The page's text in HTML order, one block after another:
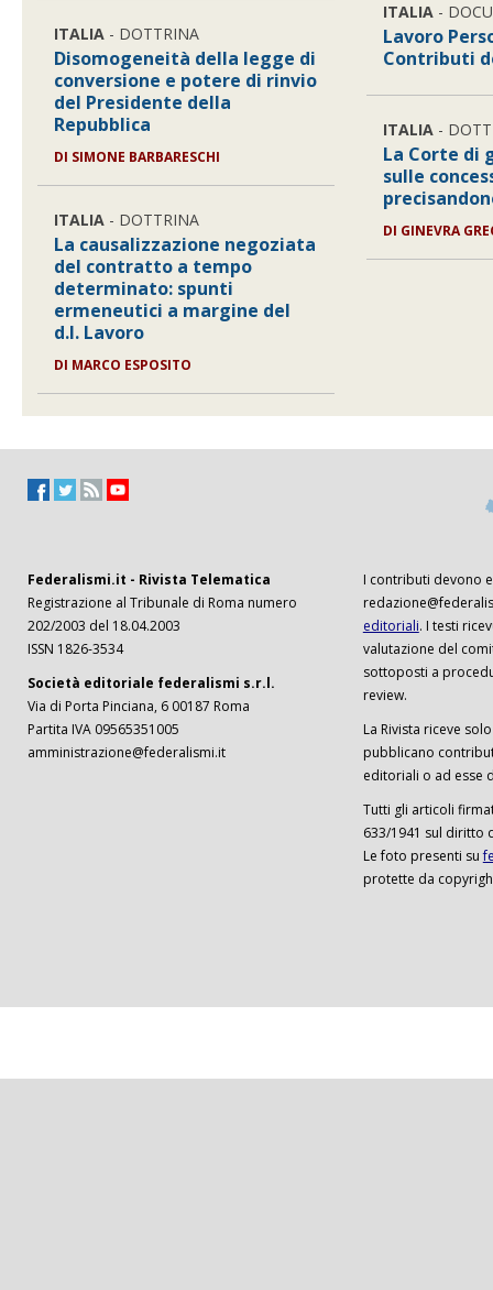
ITALIA - DOTTRINA
Disomogeneità della legge di
conversione e potere di rinvio
del Presidente della
Repubblica
DI SIMONE BARBARESCHI
ITALIA - DOTTRINA
La causalizzazione negoziata
del contratto a tempo
determinato: spunti
ermeneutici a margine del
d.l. Lavoro
DI MARCO ESPOSITO
ITALIA -
Lavoro
Contributi
ITALIA -
La Corte di
sulle
DI GINEVRA
Federalismi.it - Rivista Telematica
Registrazione al Tribunale di Roma numero
202/2003 del 18.04.2003
ISSN 1826-3534
Società editoriale federalismi s.r.l.
Via di Porta Pinciana, 6 00187 Roma
Partita IVA 09565351005
amministrazione@federalismi.it
I contributi devono
editoriali. I testi
valutazione del
sottoposti a
review.
La Rivista riceve
pubblicano
editoriali o ad esse
Tutti gli articoli
633/1941 sul diritto
Le foto presenti su
protette da